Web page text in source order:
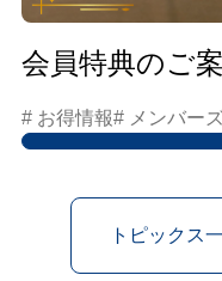
会員特典のご
# お得情報# メンバー
トピックス